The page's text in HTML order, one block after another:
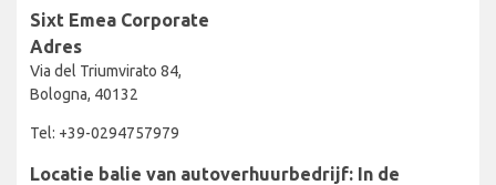
Sixt Emea Corporate
Adres
Via del Triumvirato 84,
Bologna, 40132
Tel: +39-0294757979
Locatie balie van autoverhuurbedrijf: In de